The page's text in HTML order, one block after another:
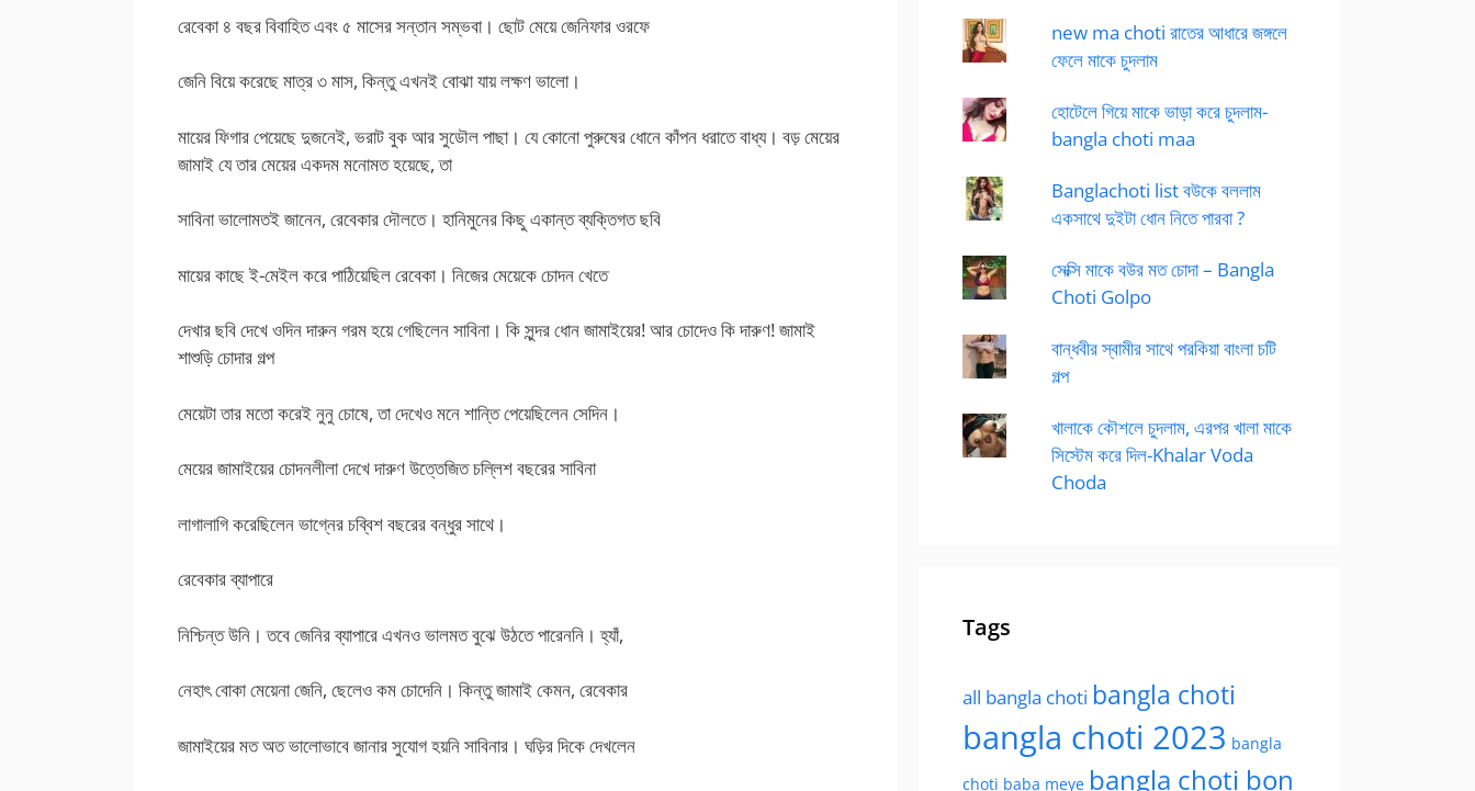
রেবেকা ৪ বছর বিবাহিত এবং ৫ মাসের সন্তান সম্ভবা। ছোট মেয়ে জেনিফার ওরফে
জেনি বিয়ে করেছে মাত্র ৩ মাস, কিন্তু এখনই বোঝা যায় লক্ষণ ভালো।
মায়ের ফিগার পেয়েছে দুজনেই, ভরাট বুক আর সুডৌল পাছা। যে কোনো পুরুষের ধোনে কাঁপন ধরাতে বাধ্য। বড় মেয়ের
জামাই যে তার মেয়ের একদম মনোমত হয়েছে, তা
সাবিনা ভালোমতই জানেন, রেবেকার দৌলতে। হানিমুনের কিছু একান্ত ব্যক্তিগত ছবি
মায়ের কাছে ই-মেইল করে পাঠিয়েছিল রেবেকা। নিজের মেয়েকে চোদন খেতে
দেখার ছবি দেখে ওদিন দারুন গরম হয়ে গেছিলেন সাবিনা। কি সুন্দর ধোন জামাইয়ের! আর চোদেও কি দারুণ! জামাই
শাশুড়ি চোদার গল্প
মেয়েটা তার মতো করেই নুনু চোষে, তা দেখেও মনে শান্তি পেয়েছিলেন সেদিন।
মেয়ের জামাইয়ের চোদনলীলা দেখে দারুণ উত্তেজিত চল্লিশ বছরের সাবিনা
লাগালাগি করেছিলেন ভাগ্নের চব্বিশ বছরের বন্ধুর সাথে।
রেবেকার ব্যাপারে
নিশ্চিন্ত উনি। তবে জেনির ব্যাপারে এখনও ভালমত বুঝে উঠতে পারেননি। হ্যাঁ,
নেহাৎ বোকা মেয়েনা জেনি, ছেলেও কম চোদেনি। কিন্তু জামাই কেমন, রেবেকার
জামাইয়ের মত অত ভালোভাবে জানার সুযোগ হয়নি সাবিনার। ঘড়ির দিকে দেখলেন
new ma choti রাতের আধারে জঙ্গলে
ফেলে মাকে চুদলাম
হোটেলে গিয়ে মাকে ভাড়া করে চুদলাম-
bangla choti maa
Banglachoti list বউকে বললাম
একসাথে দুইটা ধোন নিতে পারবা ?
সেক্সি মাকে বউর মত চোদা – Bangla
Choti Golpo
বান্ধবীর স্বামীর সাথে পরকিয়া বাংলা চটি
গল্প
খালাকে কৌশলে চুদলাম, এরপর খালা মাকে
সিস্টেম করে দিল-Khalar Voda
Choda
Tags
all bangla choti bangla choti
bangla choti 2023 bangla
choti baba meye bangla choti bon